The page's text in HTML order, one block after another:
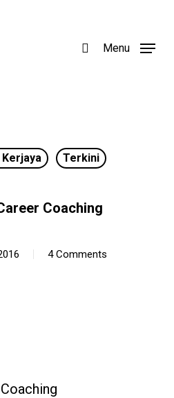
Menu
Kerjaya Terkini
Coaching
4 Comments